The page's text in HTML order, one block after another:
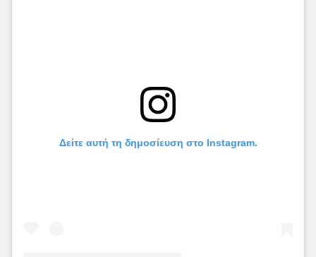
Δείτε αυτή τη δημοσίευση στο Instagram.